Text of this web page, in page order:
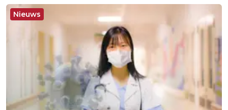
Nieuws